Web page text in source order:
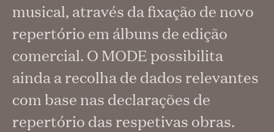
musical, através da fixação de novo
repertório em álbuns de edição
comercial. O MODE possibilita
ainda a recolha de dados relevantes
com base nas declarações de
repertório das respetivas obras.